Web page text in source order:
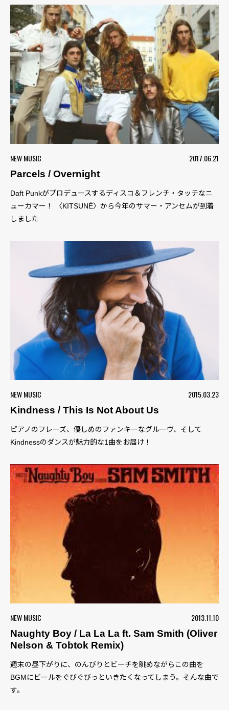
NEW MUSIC
2017.06.21
Parcels / Overnight
Daft Punkがプロデュースするディスコ＆フレンチ・タッチなニ
ューカマー！ 〈KITSUNÉ〉から今年のサマー・アンセムが到着
しました
NEW MUSIC
2015.03.23
Kindness / This Is Not About Us
ピアノのフレーズ、優しめのファンキーなグルーヴ、そして
Kindnessのダンスが魅力的な1曲をお届け！
NEW MUSIC
2013.11.10
Naughty Boy / La La La ft. Sam Smith (Oliver
Nelson & Tobtok Remix)
週末の昼下がりに、のんびりとビーチを眺めながらこの曲を
BGMにビールをぐびぐびっといきたくなってしまう。そんな曲で
す。